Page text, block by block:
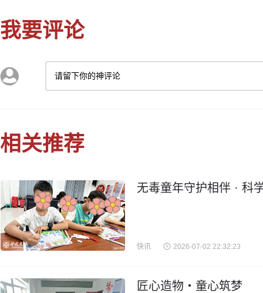
我要评论
请留下你的神评论
相关推荐
无毒童年守护相伴 · 科
快讯 2026-07-02 22:32:23
匠心造物・童心筑梦